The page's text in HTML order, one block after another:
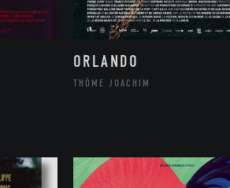
ORLANDO
THÔME JOACHIM